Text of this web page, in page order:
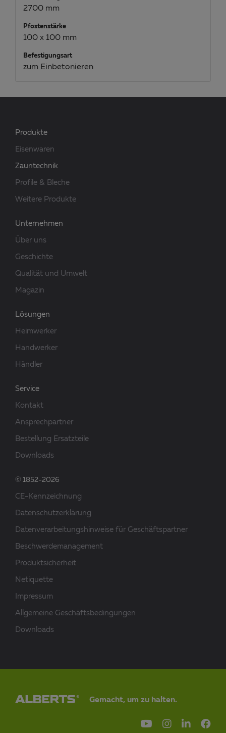
2700 mm
Pfostenstärke
100 x 100 mm
Befestigungsart
zum Einbetonieren
Produkte
Eisenwaren
Zauntechnik
Profile & Bleche
Weitere Produkte
Unternehmen
Über uns
Geschichte
Qualität und Umwelt
Magazin
Lösungen
Heimwerker
Handwerker
Händler
Service
Kontakt
Ansprechpartner
Bestellung Ersatzteile
Downloads
© 1852-2026
CE-Kennzeichnung
Datenschutzerklärung
Datenverarbeitungshinweise für Geschäftspartner
Beschwerdemanagement
Produktsicherheit
Netiquette
Impressum
Allgemeine Geschäftsbedingungen
Downloads
Gemacht, um zu halten.